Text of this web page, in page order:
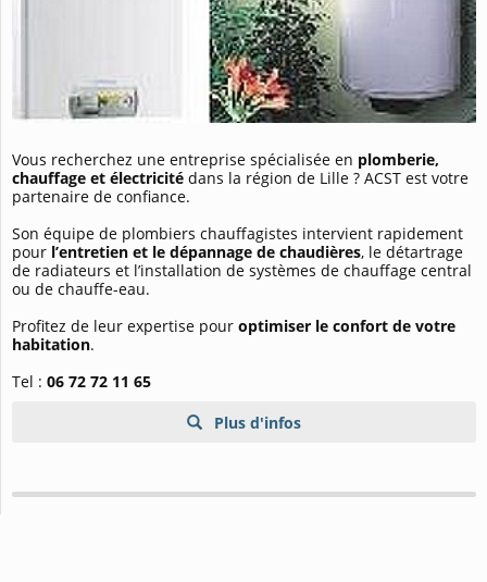
Vous recherchez une entreprise spécialisée en plomberie,
chauffage et électricité dans la région de Lille ? ACST est votre
partenaire de confiance.
Son équipe de plombiers chauffagistes intervient rapidement
pour l’entretien et le dépannage de chaudières, le détartrage
de radiateurs et l’installation de systèmes de chauffage central
ou de chauffe-eau.
Profitez de leur expertise pour optimiser le confort de votre
habitation.
Tel : 06 72 72 11 65
Plus d'infos